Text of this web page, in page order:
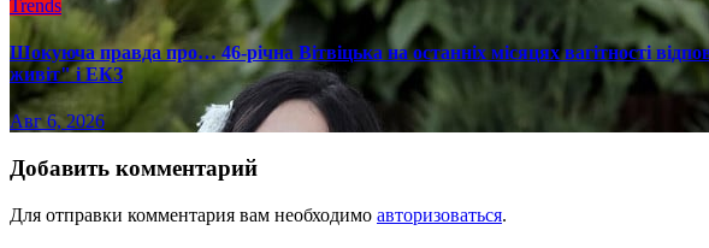
Trends
Шокуюча правда про… 46-річна Вітвіцька на останніх місяцях вагітності
живіт" і ЕКЗ
Авг 6, 2026
Добавить комментарий
Для отправки комментария вам необходимо авторизоваться.